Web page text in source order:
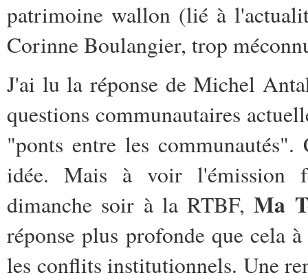
patrimoine wallon (lié à
Corinne Boulangier, trop
J'ai lu la réponse de Michel
questions communautaires
"ponts entre les communautés".
idée. Mais à voir l'émission
dimanche soir à la RTBF,Ma
réponse plus profonde que cela
les conflits institutionnels. Une